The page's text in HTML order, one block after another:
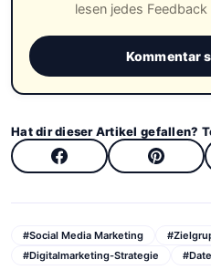
lesen jedes
Kommentar
Hat dir dieser Artikel gefallen?
#Social Media Marketing
#Digitalmarketing-Strategie